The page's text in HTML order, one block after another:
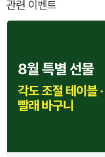
관련 이벤트